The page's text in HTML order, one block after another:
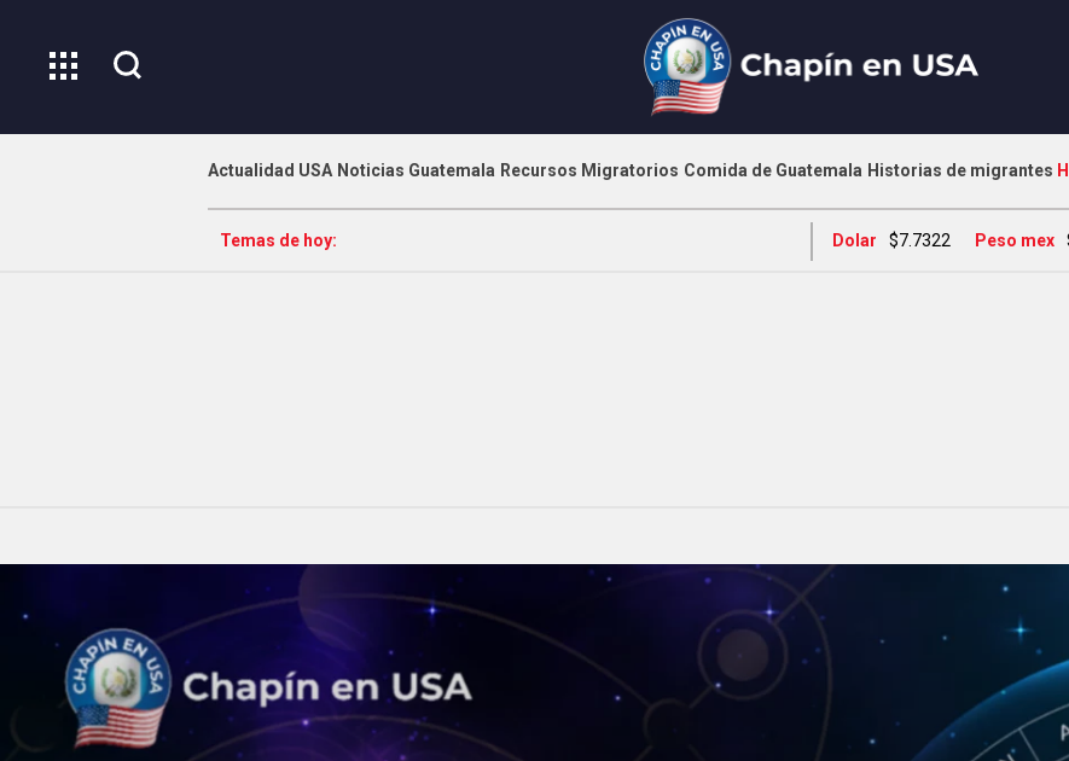
Actualidad USA Noticias Guatemala Recursos Migratorios Comida de Guatemala Historias de migrantes
Temas de hoy: Dolar $7.7322 Peso mex